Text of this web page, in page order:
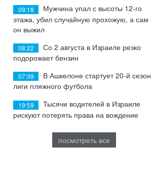
09:18
Мужчина упал с высоты 12-го
этажа, убил случайную прохожую, а сам
он выжил
08:22
Со 2 августа в Израиле резко
подорожает бензин
07:39
В Ашкелоне стартует 20-й сезон
лиги пляжного футбола
19:59
Тысячи водителей в Израиле
рискуют потерять права на вождение
посмотреть все